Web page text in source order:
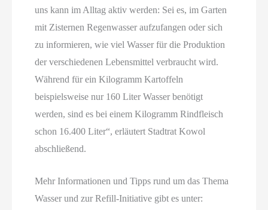
uns kann im Alltag aktiv werden: Sei es, im Garten
mit Zisternen Regenwasser aufzufangen oder sich
zu informieren, wie viel Wasser für die Produktion
der verschiedenen Lebensmittel verbraucht wird.
Während für ein Kilogramm Kartoffeln
beispielsweise nur 160 Liter Wasser benötigt
werden, sind es bei einem Kilogramm Rindfleisch
schon 16.400 Liter“, erläutert Stadtrat Kowol
abschließend.
Mehr Informationen und Tipps rund um das Thema
Wasser und zur Refill-Initiative gibt es unter: